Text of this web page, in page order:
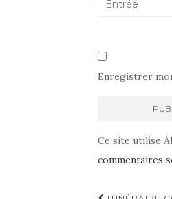
Enregistrer
Ce site utilise
commentaires